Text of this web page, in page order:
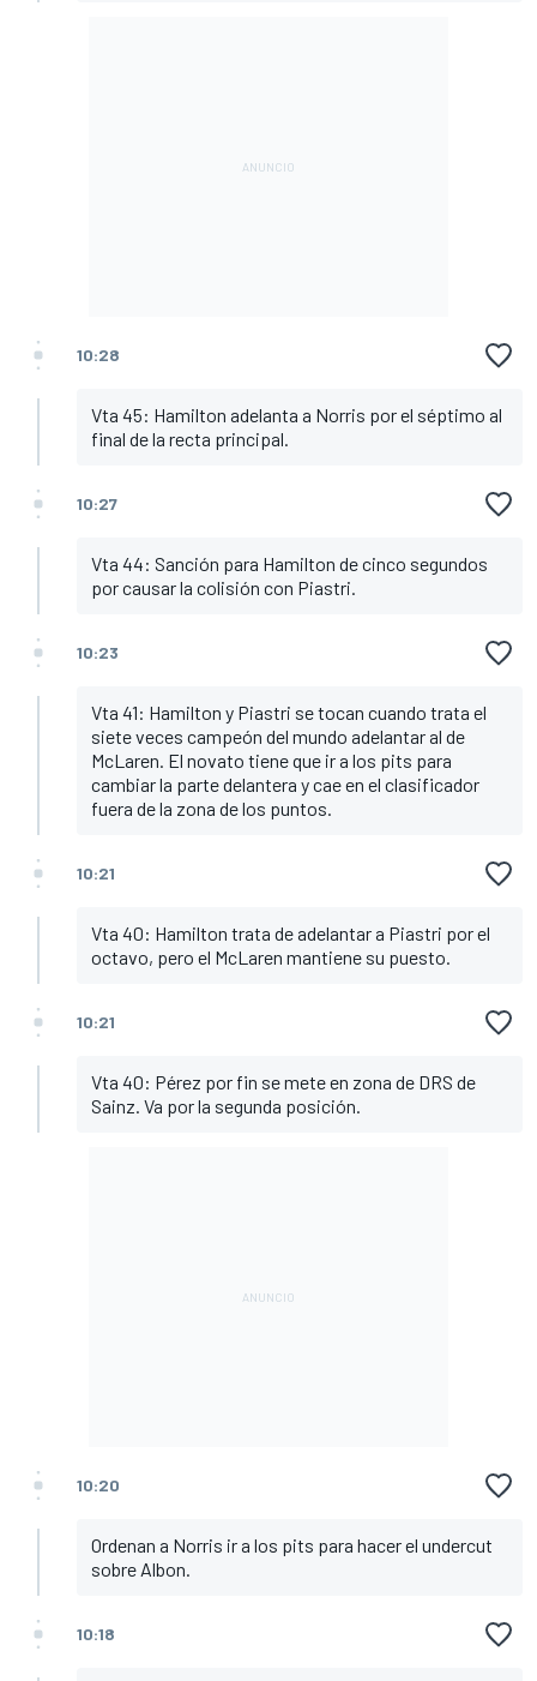
10:28
Vta 45: Hamilton adelanta a Norris por el séptimo al
final de la recta principal.
10:27
Vta 44: Sanción para Hamilton de cinco segundos
por causar la colisión con Piastri.
10:23
Vta 41: Hamilton y Piastri se tocan cuando trata el
siete veces campeón del mundo adelantar al de
McLaren. El novato tiene que ir a los pits para
cambiar la parte delantera y cae en el clasificador
fuera de la zona de los puntos.
10:21
Vta 40: Hamilton trata de adelantar a Piastri por el
octavo, pero el McLaren mantiene su puesto.
10:21
Vta 40: Pérez por fin se mete en zona de DRS de
Sainz. Va por la segunda posición.
10:20
Ordenan a Norris ir a los pits para hacer el undercut
sobre Albon.
10:18